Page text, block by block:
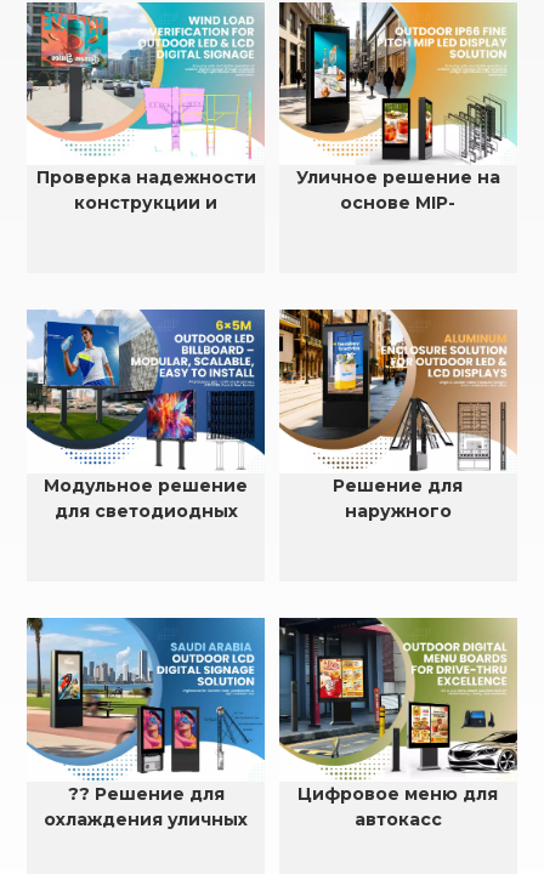
Проверка надежности
конструкции и
светодиодных и ЖК-
дисплеев.
Уличное решение на
основе MIP-
Модульное решение
для светодиодных
Решение для
наружного
?? Решение для
охлаждения уличных
Цифровое меню для
автокасс